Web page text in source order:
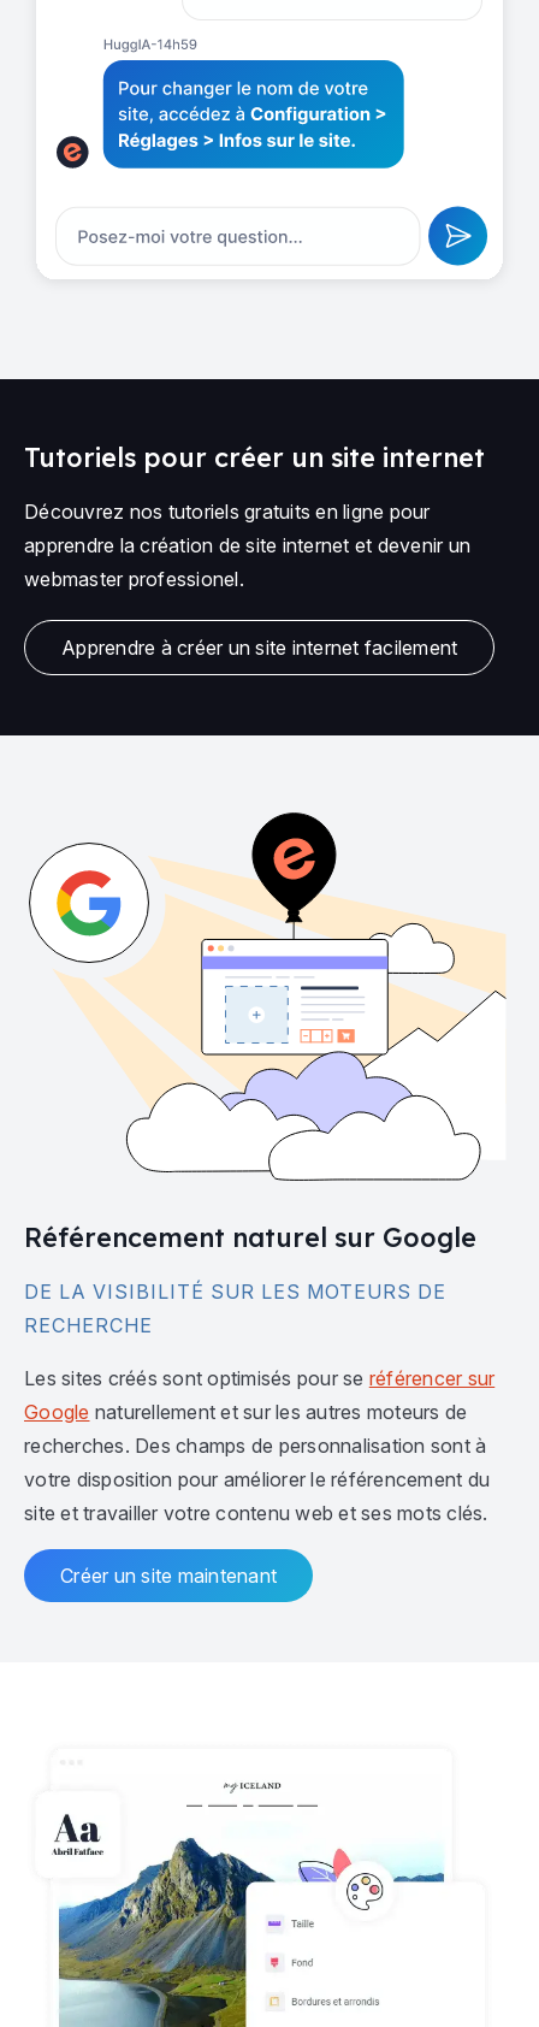
Tutoriels pour créer un site internet
Découvrez nos tutoriels gratuits en ligne pour
apprendre la création de site internet et devenir un
webmaster professionel.
Apprendre à créer un site internet facilement
Référencement naturel sur Google
DE LA VISIBILITÉ SUR LES MOTEURS DE
RECHERCHE
Les sites créés sont optimisés pour se référencer sur
Google naturellement et sur les autres moteurs de
recherches. Des champs de personnalisation sont à
votre disposition pour améliorer le référencement du
site et travailler votre contenu web et ses mots clés.
Créer un site maintenant